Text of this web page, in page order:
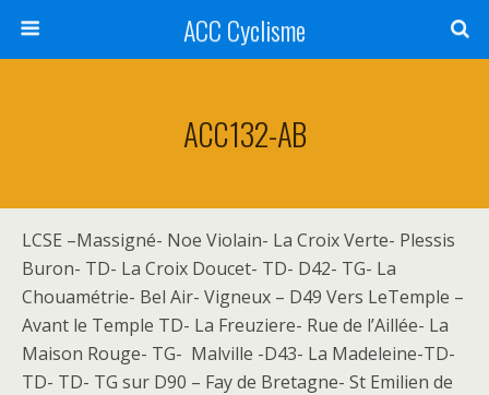
ACC Cyclisme
ACC132-AB
LCSE –Massigné- Noe Violain- La Croix Verte- Plessis
Buron- TD- La Croix Doucet- TD- D42- TG- La
Chouamétrie- Bel Air- Vigneux – D49 Vers LeTemple –
Avant le Temple TD- La Freuziere- Rue de l’Aillée- La
Maison Rouge- TG- Malville -D43- La Madeleine-TD-
TD- TD- TG sur D90 – Fay de Bretagne- St Emilien de